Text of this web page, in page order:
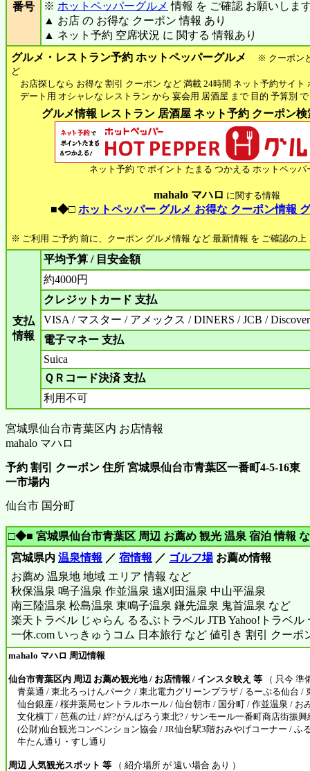
番号 ※ ホットペッパーグルメ 情報 を ご確認 お願いしま
▲ お店 の お得な クーポン 情報 あり
▲ ネット予約 空席状況 に 関する 情報あり
グルメ・レストラン予約 ホットペッパーグルメ
※ クーポン
ど
お店探しなら お得な 割引 クーポン など 満載 24時間 ネット予約サイト
デート用 オシャレな レストラン から 宴会用 居酒屋 まで 目的 予算別
グルメ情報 レストラン 居酒屋 ネット予約 クーポン
ネット予約 で ポイント たまる つかえる ホットペッパ
mahalo マハロ に関する情報
■◆□ ホットペッパー グルメ お得な クーポン情報
※ ご利用 ご予約 前に、クーポン グルメ情報 など 最新情報 を ご確認の上
支払
情報
平均予算 / 目安金額
約4000円
クレジットカード 支払
VISA / マスター / アメックス / DINERS / JCB / Discover
電子マネー 支払
Suica
ＱＲコード決済 支払
利用不可
宮城県仙台市青葉区内 お店情報
mahalo マハロ
予約 割引 クーポン 住所 宮城県仙台市青葉区一番町4-5-16東
一市場内
仙台市 国分町
□◆■ 宮城県仙台市青葉区 周辺 お薦め 観光 温泉 宿泊 情報
宮城県内 温泉情報 ／ 宿情報 ／ ゴルフ場お薦め情報
お薦め 温泉地 地域 エリア 情報 など
秋保温泉 鳴子温泉 作並温泉 遠刈田温泉 中山平温泉
南三陸温泉 松島温泉 東鳴子温泉 鎌先温泉 鬼首温泉 など
楽天トラベル じゃらん るるぶトラベル JTB Yahoo!トラベル
一休.com いっきゅうコム 日本旅行 など 値引き 割引 クーポ
mahalo マハロ 周辺情報
仙台市青葉区内 周辺 お薦め観光地 / お店情報 / インスタ映え 等 （ 只今 準
青葉通 / 東北ろっけんパーク / 東北電力グリーンプラザ / るーぷる仙台 /
仙台銀座 / 桜井薬局セントラルホール / 仙台朝市 / 国分町 / 作並温泉 / お
文化横丁 / 芭蕉の辻 / 絆?がんばろう東北? / サンモール一番町商店街振興
(公財)仙台観光コンベンション協会 / JR仙台駅3階おみやげコーナー / ふ
牛たん通り・すし通り
周辺 人気観光スポット 等 （ 紹介場所 が 遠い場合 あり ）